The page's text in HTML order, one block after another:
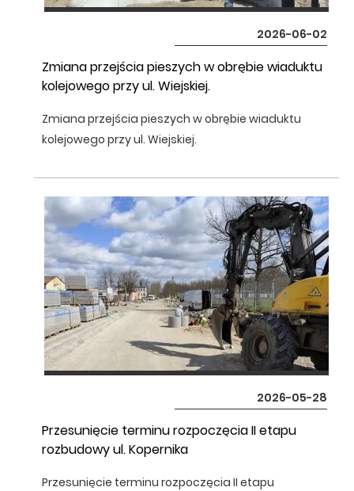
2026-06-02
Zmiana przejścia pieszych w obrębie wiaduktu
kolejowego przy ul. Wiejskiej.
Zmiana przejścia pieszych w obrębie wiaduktu
kolejowego przy ul. Wiejskiej.
2026-05-28
Przesunięcie terminu rozpoczęcia II etapu
rozbudowy ul. Kopernika
Przesunięcie terminu rozpoczęcia II etapu